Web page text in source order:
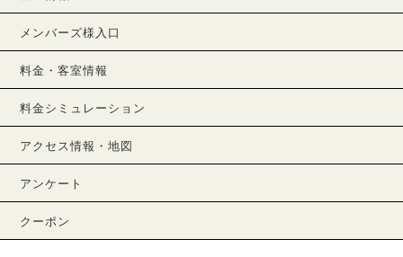
メンバーズ様入口
料金・客室情報
料金シミュレーション
アクセス情報・地図
アンケート
クーポン